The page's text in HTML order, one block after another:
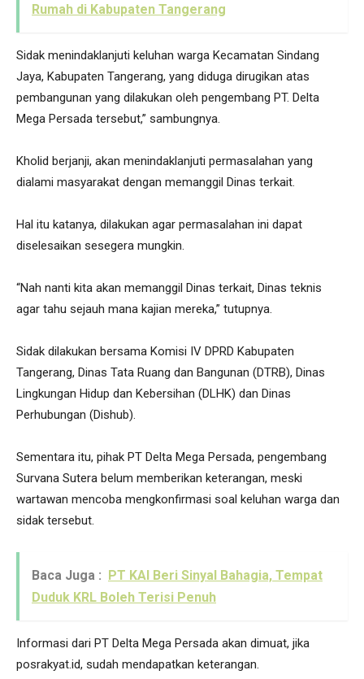
Rumah di Kabupaten Tangerang
Sidak menindaklanjuti keluhan warga Kecamatan Sindang
Jaya, Kabupaten Tangerang, yang diduga dirugikan atas
pembangunan yang dilakukan oleh pengembang PT. Delta
Mega Persada tersebut,” sambungnya.
Kholid berjanji, akan menindaklanjuti permasalahan yang
dialami masyarakat dengan memanggil Dinas terkait.
Hal itu katanya, dilakukan agar permasalahan ini dapat
diselesaikan sesegera mungkin.
“Nah nanti kita akan memanggil Dinas terkait, Dinas teknis
agar tahu sejauh mana kajian mereka,” tutupnya.
Sidak dilakukan bersama Komisi IV DPRD Kabupaten
Tangerang, Dinas Tata Ruang dan Bangunan (DTRB), Dinas
Lingkungan Hidup dan Kebersihan (DLHK) dan Dinas
Perhubungan (Dishub).
Sementara itu, pihak PT Delta Mega Persada, pengembang
Survana Sutera belum memberikan keterangan, meski
wartawan mencoba mengkonfirmasi soal keluhan warga dan
sidak tersebut.
Baca Juga : PT KAI Beri Sinyal Bahagia, Tempat
Duduk KRL Boleh Terisi Penuh
Informasi dari PT Delta Mega Persada akan dimuat, jika
posrakyat.id, sudah mendapatkan keterangan.